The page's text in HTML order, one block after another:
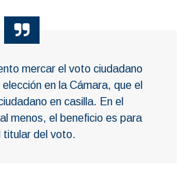
mercar el voto ciudadano
en la Cámara, que el
en casilla. En el
menos, el beneficio es para
titular del voto.